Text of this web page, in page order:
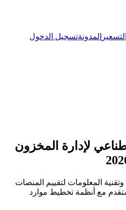
التسعير المدونةتسجيل الدخول
لإدارة المخزون
المعلومات لتقييم المنصات
مع أنظمة تخطيط موارد